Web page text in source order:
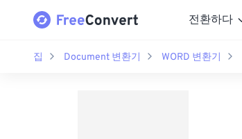
전환하다
집 Document 변환기 WORD 변환기